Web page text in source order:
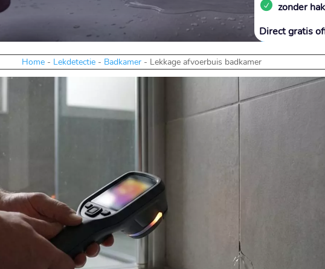
zonder
Direct gratis
Home- Lekdetectie- Badkamer- Lekkage afvoerbuis badkamer